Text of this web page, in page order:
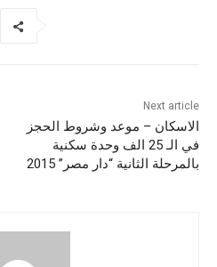
Next article
الاسكان – موعد وشروط الحجز
في الـ 25 الف وحدة سكنية
بالمرحلة الثانية “دار مصر” 2015